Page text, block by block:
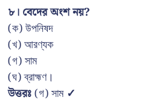
৮। বেদের অংশ নয়?
(ক) উপনিষদ
(খ) আরণ্যক
(গ) সাম
(ঘ) ব্রাহ্মণ।
উত্তরঃ(গ) সাম ✓